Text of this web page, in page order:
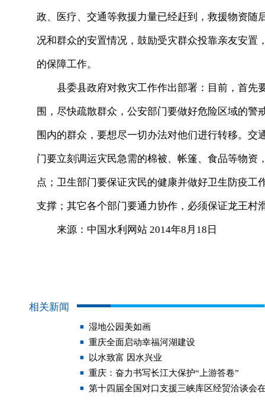
政、医疗、交通等救援力量已经赶到，救援物资
况和群众的安置情况，鼓励受灾群众投靠亲友安
的保障工作。
县委县政府对救灾工作作出部署：目前，首先
围，尽快疏散群众，公安部门要做好危险区域的
围内的群众，要想尽一切办法对他们进行转移。
门要立刻调运灾民急需的棉被、帐篷、食品等物
点；卫生部门要保证灾民的健康并做好卫生防疫
支撑；其它各个部门要通力协作，必须保证龙王村
来源：中国水利网站 2014年8月18日
相关新闻
湿地公园美如画
重庆全面启动幸福河湖建设
以水致富 因水兴业
重庆：奋力书写长江大保护“上游答卷”
第十四届全国对口支援三峡库区经贸洽谈会